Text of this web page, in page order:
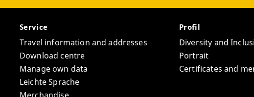
Service
Travel information and addresses
Download centre
Manage own data
Leichte Sprache
Profil
Diversity and
Portrait
Certificates and